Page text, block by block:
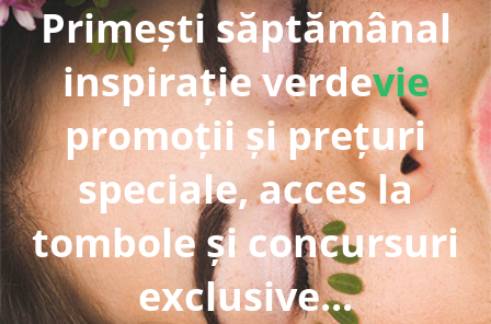
Primești săptămânal
inspirație verdevie
promoții și prețuri
speciale, acces la
tombole și concursuri
exclusive...